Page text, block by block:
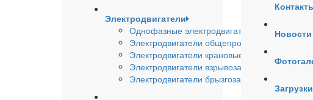
Электродвигатели
Однофазные электродвигатели
Электродвигатели общепромышленные
Электродвигатели крановые
Электродвигатели взрывозащишенные
Электродвигатели брызгозащищенные
Новости
Загрузки